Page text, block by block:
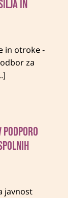
in
in otroke -
za
podporo
javnost